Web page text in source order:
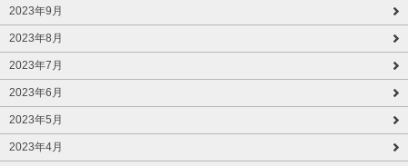
2023年9月
2023年8月
2023年7月
2023年6月
2023年5月
2023年4月